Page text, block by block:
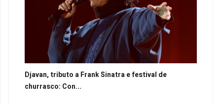
Djavan, tributo a Frank Sinatra e festival de
churrasco: Con...